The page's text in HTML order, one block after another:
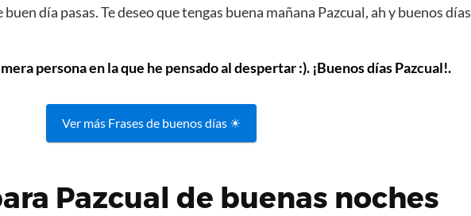
día pasas. Te deseo que tengas buena mañana Pazcual, ah y buenos días
persona en la que he pensado al despertar :). ¡Buenos días Pazcual!.
Ver más Frases de buenos días ☀
Pazcual de buenas noches